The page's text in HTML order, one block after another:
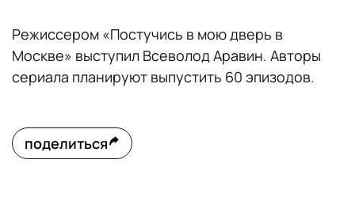
Режиссером «Постучись в мою дверь в
Москве» выступил Всеволод Аравин. Авторы
сериала планируют выпустить 60 эпизодов.
поделиться